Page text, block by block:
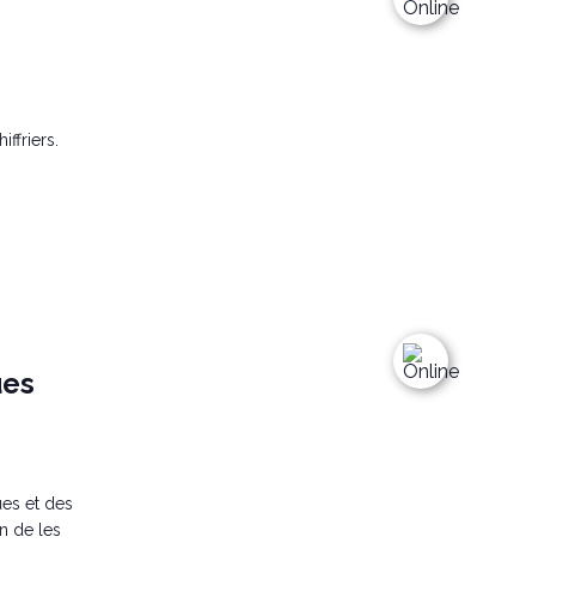
et des
de les